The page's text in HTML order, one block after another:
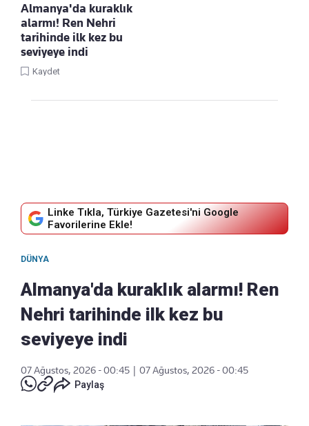
Almanya'da kuraklık
alarmı! Ren Nehri
tarihinde ilk kez bu
seviyeye indi
Kaydet
Linke Tıkla, Türkiye Gazetesi'ni Google
Favorilerine Ekle!
DÜNYA
Almanya'da kuraklık alarmı! Ren
Nehri tarihinde ilk kez bu
seviyeye indi
07 Ağustos, 2026 - 00:45
07 Ağustos, 2026 - 00:45
Paylaş